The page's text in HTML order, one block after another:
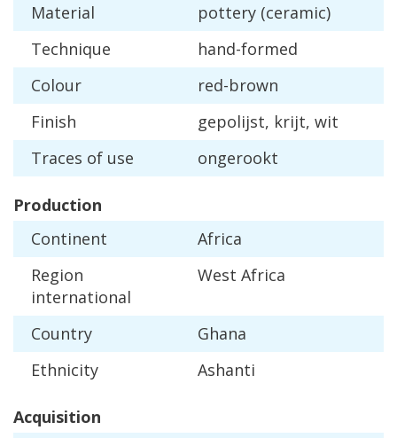
Material
pottery (ceramic)
Technique
hand-formed
Colour
red-brown
Finish
gepolijst, krijt, wit
Traces of use ongerookt
Production
Continent
Africa
Region
international
West Africa
Country
Ghana
Ethnicity
Ashanti
Acquisition